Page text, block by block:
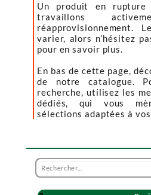
Un produit en rupture
travaillons
réapprovisionnement.
varier, alors n’hésitez
pour en savoir plus.
En bas de cette page,
de notre catalogue.
recherche, utilisez les
dédiés, qui vous
sélections adaptées à